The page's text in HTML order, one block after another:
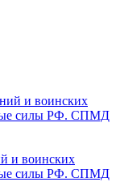
и воинских
силы РФ. СПМД